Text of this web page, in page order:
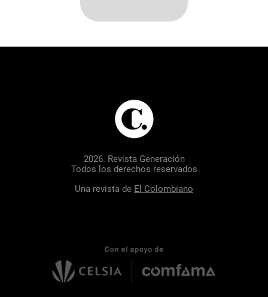
2026. Revista Generación
Todos los derechos reservados
Una revista de El Colombiano